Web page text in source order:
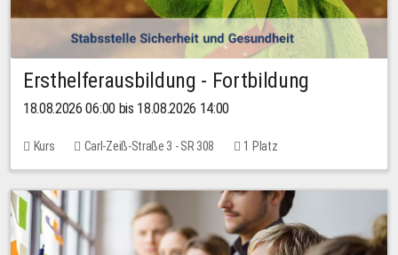
Ersthelferausbildung - Fortbildung
18.08.2026 06:00 bis 18.08.2026 14:00
Kurs Carl-Zeiß-Straße 3 - SR 308 1 Platz